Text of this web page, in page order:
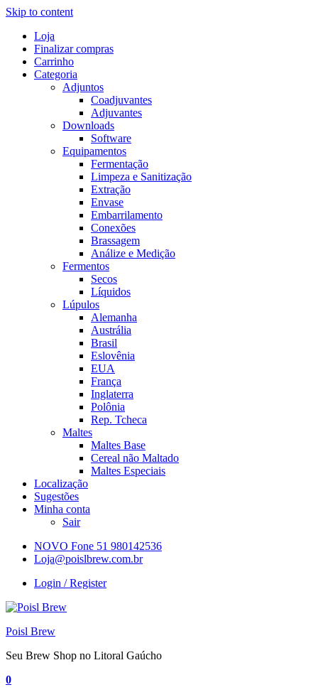
Skip to content
Loja
Finalizar compras
Carrinho
Categoria
Adjuntos
Coadjuvantes
Adjuvantes
Downloads
Software
Equipamentos
Fermentação
Limpeza e Sanitização
Extração
Envase
Embarrilamento
Conexões
Brassagem
Análize e Medição
Fermentos
Secos
Líquidos
Lúpulos
Alemanha
Austrália
Brasil
Eslovênia
EUA
França
Inglaterra
Polônia
Rep. Tcheca
Maltes
Maltes Base
Cereal não Maltado
Maltes Especiais
Localização
Sugestões
Minha conta
Sair
NOVO Fone 51 980142536
Loja@poislbrew.com.br
Login / Register
Poisl Brew
Seu Brew Shop no Litoral Gaúcho
0